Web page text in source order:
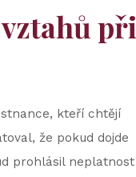
při
kteří chtějí
že pokud dojde
prohlásil neplatnost